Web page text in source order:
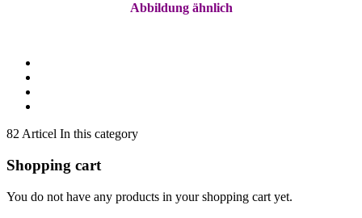
Abbildung ähnlich
82 Articel In this category
Shopping cart
You do not have any products in your shopping cart yet.